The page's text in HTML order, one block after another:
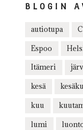
BLOGIN
autiotupa
Espoo
Itämeri
kesä
kuu
lumi